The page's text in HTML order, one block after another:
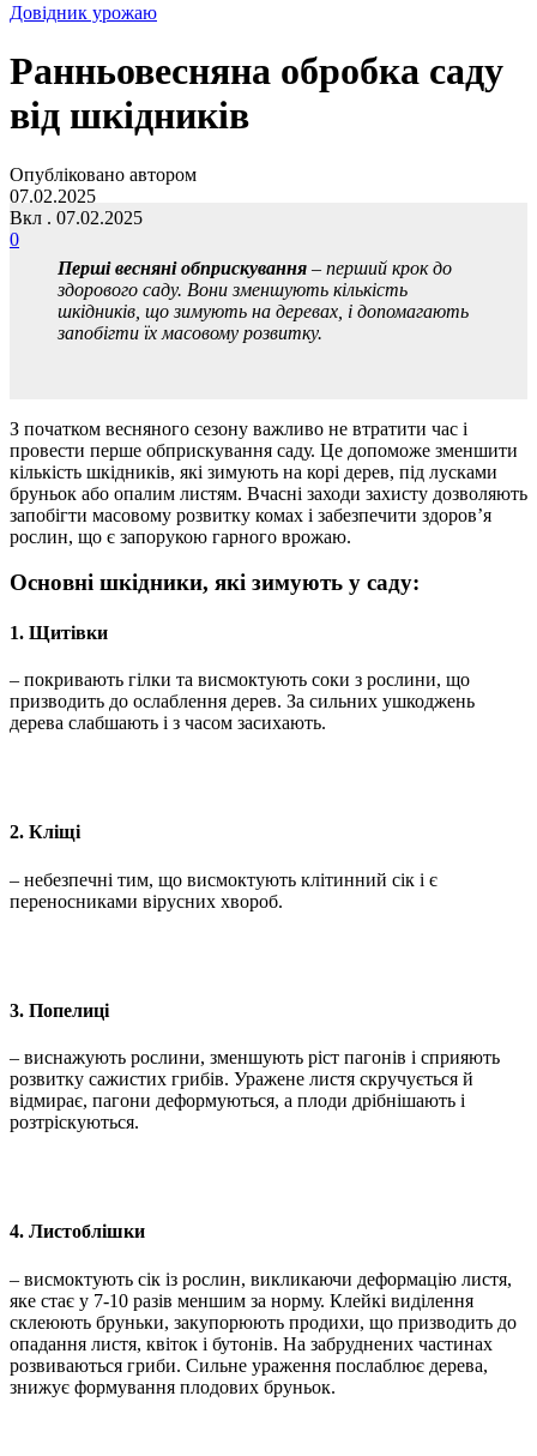
Довідник урожаю
Ранньовесняна обробка саду
від шкідників
Опубліковано автором
07.02.2025
Вкл . 07.02.2025
0
Перші весняні обприскування – перший крок до
здорового саду. Вони зменшують кількість
шкідників, що зимують на деревах, і допомагають
запобігти їх масовому розвитку.
З початком весняного сезону важливо не втратити час і
провести перше обприскування саду. Це допоможе зменшити
кількість шкідників, які зимують на корі дерев, під лусками
бруньок або опалим листям. Вчасні заходи захисту дозволяють
запобігти масовому розвитку комах і забезпечити здоров’я
рослин, що є запорукою гарного врожаю.
Основні шкідники, які зимують у саду:
1. Щитівки
– покривають гілки та висмоктують соки з рослини, що
призводить до ослаблення дерев. За сильних ушкоджень
дерева слабшають і з часом засихають.
2. Кліщі
– небезпечні тим, що висмоктують клітинний сік і є
переносниками вірусних хвороб.
3. Попелиці
– виснажують рослини, зменшують ріст пагонів і сприяють
розвитку сажистих грибів. Уражене листя скручується й
відмирає, пагони деформуються, а плоди дрібнішають і
розтріскуються.
4. Листоблішки
– висмоктують сік із рослин, викликаючи деформацію листя,
яке стає у 7-10 разів меншим за норму. Клейкі виділення
склеюють бруньки, закупорюють продихи, що призводить до
опадання листя, квіток і бутонів. На забруднених частинах
розвиваються гриби. Сильне ураження послаблює дерева,
знижує формування плодових бруньок.